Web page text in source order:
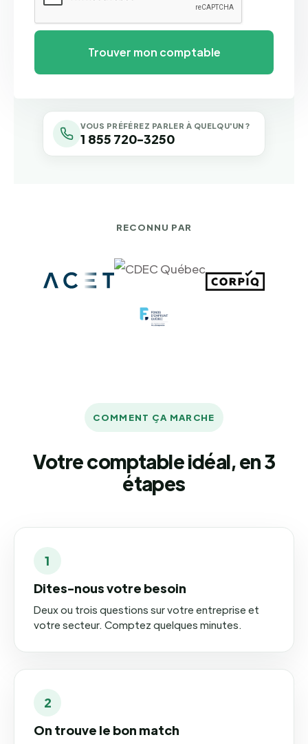
VOUS PRÉFÉREZ PARLER À QUELQU'UN ?
1 855 720-3250
RECONNU PAR
COMMENT ÇA MARCHE
Votre comptable idéal, en 3
étapes
1
Dites-nous votre besoin
Deux ou trois questions sur votre entreprise et
votre secteur. Comptez quelques minutes.
2
On trouve le bon match